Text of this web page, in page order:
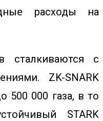
расходы на
сталкиваются с
ZK-SNARK
500 000 газа, в то
STARK